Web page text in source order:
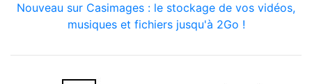
Nouveau sur Casimages : le stockage de vos vidéos,
musiques et fichiers jusqu'à 2Go !